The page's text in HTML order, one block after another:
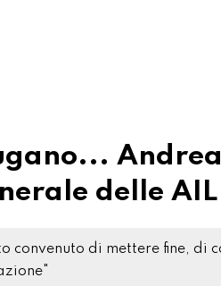
delle AIL
convenuto di mettere fine, di